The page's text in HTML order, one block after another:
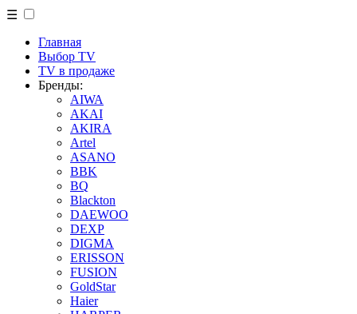
☰
Главная
Выбор TV
TV в продаже
Бренды:
AIWA
AKAI
AKIRA
Artel
ASANO
BBK
BQ
Blackton
DAEWOO
DEXP
DIGMA
ERISSON
FUSION
GoldStar
Haier